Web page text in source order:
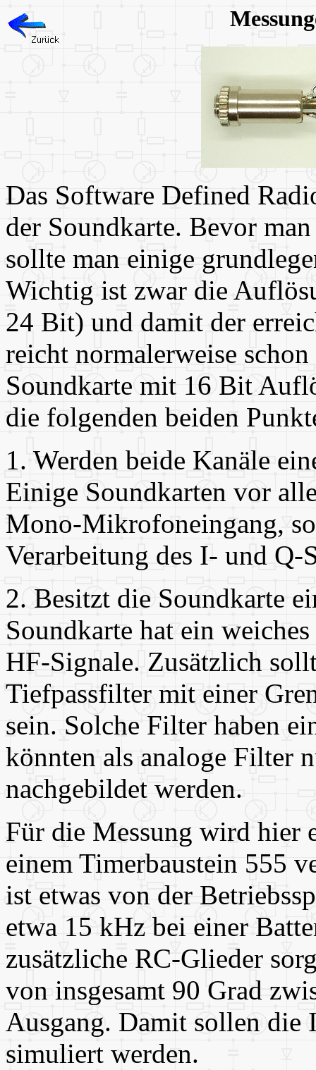
Das Software Defined
der Soundkarte. Bevor
sollte man einige
Wichtig ist zwar die
24 Bit) und damit der
reicht normalerweise
Soundkarte mit 16 Bit
die folgenden beiden
1. Werden beide Kanäle
Einige Soundkarten vor
Mono-Mikrofoneingang,
Verarbeitung des I- und
2. Besitzt die Soundkarte
Soundkarte hat ein
HF-Signale. Zusätzlich
Tiefpassfilter mit einer
sein. Solche Filter haben
könnten als analoge Filter
nachgebildet werden.
Für die Messung wird hier
einem Timerbaustein 555
ist etwas von der
etwa 15 kHz bei einer
zusätzliche RC-Glieder
von insgesamt 90 Grad
Ausgang. Damit sollen die
simuliert werden.